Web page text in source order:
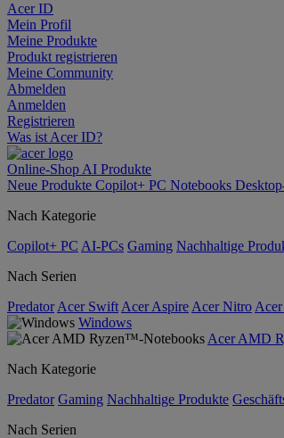
Acer ID
Mein Profil
Meine Produkte
Produkt registrieren
Meine Community
Abmelden
Anmelden
Registrieren
Was ist Acer ID?
Online-Shop AI Produkte
Neue Produkte Copilot+ PC Notebooks
Nach Kategorie
Copilot+ PC AI-PCs Gaming Nachhaltige
Nach Serien
Predator Acer Swift Acer Aspire Acer Nitro
Windows
Acer AMD
Nach Kategorie
Predator Gaming Nachhaltige Produkte
Nach Serien